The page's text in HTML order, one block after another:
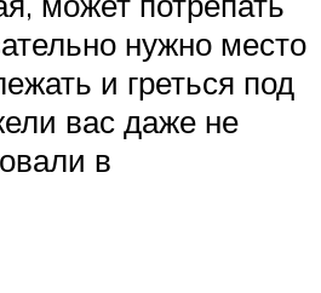
нужно место
и греться под
вас даже не
в